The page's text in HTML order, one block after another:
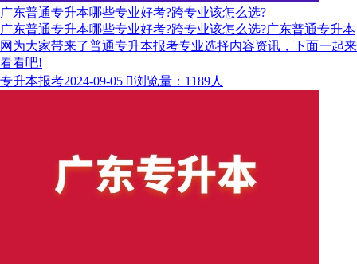
广东普通专升本哪些专业好考?跨专业该怎么选?
广东普通专升本哪些专业好考?跨专业该怎么选?广东普通专升本
网为大家带来了普通专升本报考专业选择内容资讯，下面一起来
看看吧!
专升本报考2024-09-05 浏览量：1189人